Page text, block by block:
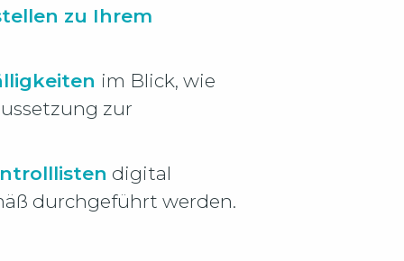
zu Ihrem
im Blick, wie
zur
digital
durchgeführt werden.